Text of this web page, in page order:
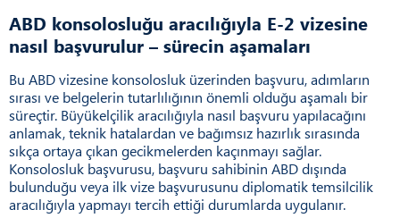
ABD konsolosluğu aracılığıyla E-2 vizesine
nasıl başvurulur – sürecin aşamaları
Bu ABD vizesine konsolosluk üzerinden başvuru, adımların
sırası ve belgelerin tutarlılığının önemli olduğu aşamalı bir
süreçtir. Büyükelçilik aracılığıyla nasıl başvuru yapılacağını
anlamak, teknik hatalardan ve bağımsız hazırlık sırasında
sıkça ortaya çıkan gecikmelerden kaçınmayı sağlar.
Konsolosluk başvurusu, başvuru sahibinin ABD dışında
bulunduğu veya ilk vize başvurusunu diplomatik temsilcilik
aracılığıyla yapmayı tercih ettiği durumlarda uygulanır.